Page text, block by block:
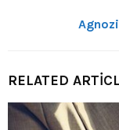
RELATED